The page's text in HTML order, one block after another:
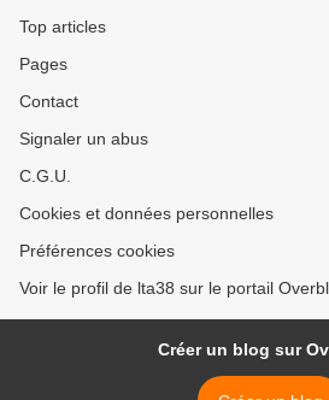
Top articles
Pages
Contact
Signaler un abus
C.G.U.
Cookies et données personnelles
Préférences cookies
Voir le profil de lta38 sur le portail
Créer un blog sur